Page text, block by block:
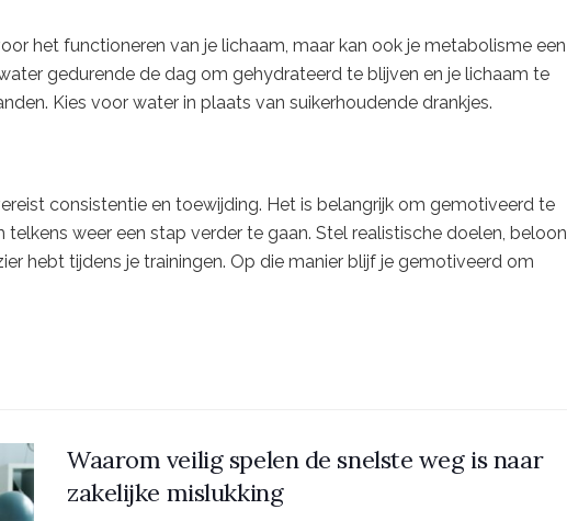
het functioneren van je lichaam, maar kan ook je metabolisme een
gedurende de dag om gehydrateerd te blijven en je lichaam te
Kies voor water in plaats van suikerhoudende drankjes.
consistentie en toewijding. Het is belangrijk om gemotiveerd te
weer een stap verder te gaan. Stel realistische doelen, beloon
hebt tijdens je trainingen. Op die manier blijf je gemotiveerd om
Waarom veilig spelen de snelste weg is naar
zakelijke mislukking